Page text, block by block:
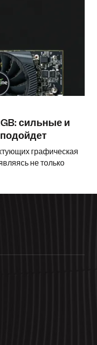
сильные и
графическая
не только